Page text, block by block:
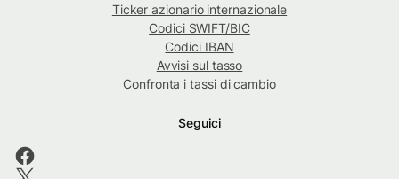
Ticker azionario internazionale
Codici SWIFT/BIC
Codici IBAN
Avvisi sul tasso
Confronta i tassi di cambio
Seguici